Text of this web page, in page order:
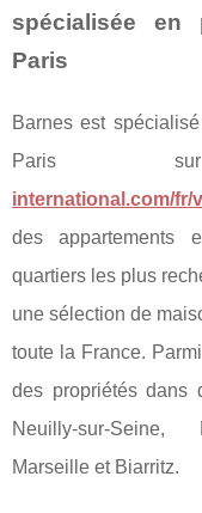
spécialisée en
Paris
Barnes est
Paris
international.com/fr/
des appartements
quartiers les plus
une sélection de
toute la France.
des propriétés dans
Neuilly-sur-Seine,
Marseille et Biarritz.